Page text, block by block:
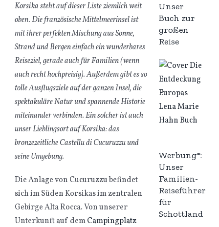
Korsika steht auf dieser Liste ziemlich weit
oben. Die französische Mittelmeerinsel ist
mit ihrer perfekten Mischung aus Sonne,
Strand und Bergen einfach ein wunderbares
Reiseziel, gerade auch für Familien (wenn
auch recht hochpreisig). Außerdem gibt es so
tolle Ausflugsziele auf der ganzen Insel, die
spektakuläre Natur und spannende Historie
miteinander verbinden. Ein solcher ist auch
unser Lieblingsort auf Korsika: das
bronzezeitliche Castellu di Cucuruzzu und
seine Umgebung.
Die Anlage von Cucuruzzu befindet
sich im Süden Korsikas im zentralen
Gebirge Alta Rocca. Von unserer
Unterkunft auf demCampingplatz
Unser
Buch zur
großen
Reise
Werbung*:
Unser
Familien-
Reiseführer
für
Schottland